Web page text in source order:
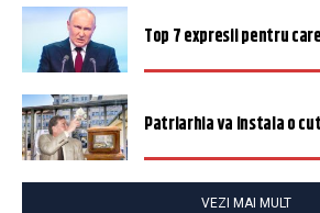
Top 7 expresii pentru
Patriarhia va instala o
VEZI MAI MULT